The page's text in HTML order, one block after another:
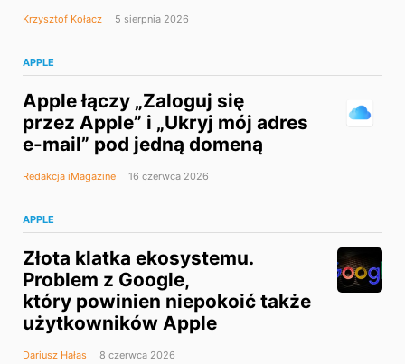
Krzysztof Kołacz 5 sierpnia 2026
APPLE
Apple łączy „Zaloguj się
przez Apple” i „Ukryj mój adres
e-mail” pod jedną domeną
Redakcja iMagazine 16 czerwca 2026
APPLE
Złota klatka ekosystemu.
Problem z Google,
który powinien niepokoić także
użytkowników Apple
Dariusz Hałas 8 czerwca 2026